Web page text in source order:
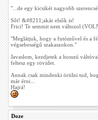
"...de egy kicsikét nagyobb
Sőt! &#8211;akár elsők is!
Frici! Te semmit nem változol
"Meglátjuk, hogy a futóművel és a
végsebességű szakaszokon."
Javaslom, kezdjetek a hosszú
feltesz egy rövidet.
Annak csak mindenki örülni tud,
már érni...
Hajrá!
Doze